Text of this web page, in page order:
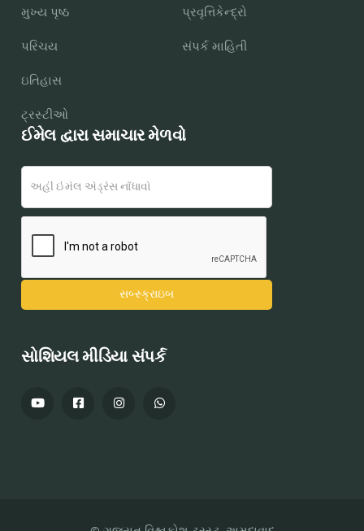
મુખ્ય પૃષ્ઠ
પરિચય
ઇતિહાસ
ટ્રસ્ટીઓ
પ્રવૃત્તિકેન્દ્રો
સંપર્ક માહિતી
ઈમેલ દ્વારા સમાચાર મેળવો
સોશિયલ મીડિયા સંપર્ક